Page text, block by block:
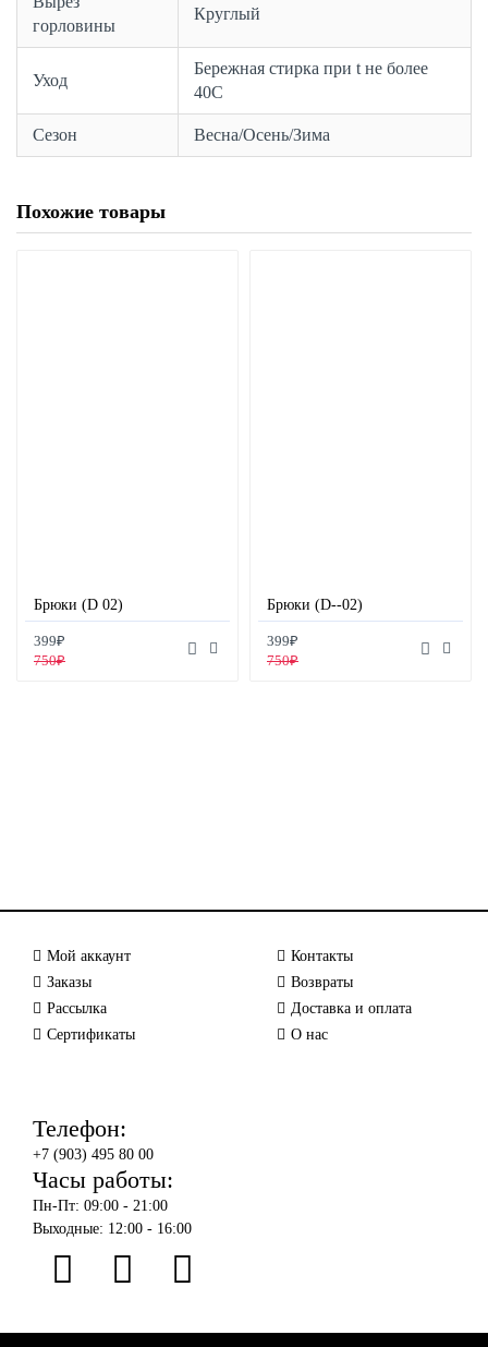
горловины
Круглый
Уход
Бережная стирка при t не более
40С
Сезон Весна/Осень/Зима
Похожие товары
Брюки (D 02)
399₽
750₽
Брюки (D--02)
399₽
750₽
Мой аккаунт
Заказы
Рассылка
Сертификаты
Контакты
Возвраты
Доставка и оплата
О нас
Телефон:
+7 (903) 495 80 00
Часы работы:
Пн-Пт: 09:00 - 21:00
Выходные: 12:00 - 16:00